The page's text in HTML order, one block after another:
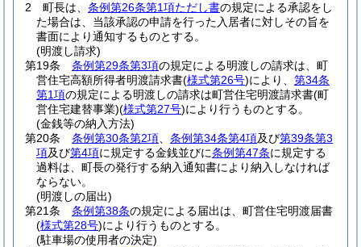
2
町長は、 条例第26条第1項ただし書の規定による承認をし
た場合は、当該承認の申請を行った入居者に対しその旨を
書面により通知するものとする。
(明渡し請求)
第19条
条例第29条第3項の規定による明渡しの請求は、町
営住宅高額所得者明渡請求書(様式第26号)により、 第34条
第1項の規定による明渡しの請求は町営住宅明渡請求書(町
営住宅建替事業)(様式第27号)により行うものとする。
(金銭等の納入方法)
第20条
条例第30条第2項 条例第34条第4項及び第39条第3
項及び第4項に規定する金銭並びに条例第47条に規定する
過料は、町長の発行する納入通知書により納入しなければ
ならない。
(明渡しの届出)
第21条
条例第38条の規定による届出は、町営住宅明渡届書
(様式第28号)により行うものとする。
(駐車場の使用者の決定)